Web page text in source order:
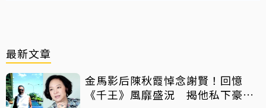
最新文章
金馬影后陳秋霞悼念謝賢！回憶
《千王》風靡盛況 揭他私下豪爽